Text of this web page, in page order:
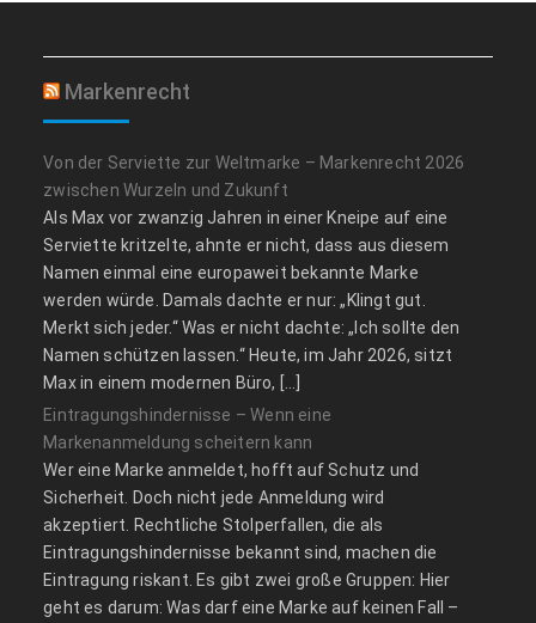
Markenrecht
Von der Serviette zur Weltmarke – Markenrecht 2026
zwischen Wurzeln und Zukunft
Als Max vor zwanzig Jahren in einer Kneipe auf eine
Serviette kritzelte, ahnte er nicht, dass aus diesem
Namen einmal eine europaweit bekannte Marke
werden würde. Damals dachte er nur: „Klingt gut.
Merkt sich jeder.“ Was er nicht dachte: „Ich sollte den
Namen schützen lassen.“ Heute, im Jahr 2026, sitzt
Max in einem modernen Büro, […]
Eintragungshindernisse – Wenn eine
Markenanmeldung scheitern kann
Wer eine Marke anmeldet, hofft auf Schutz und
Sicherheit. Doch nicht jede Anmeldung wird
akzeptiert. Rechtliche Stolperfallen, die als
Eintragungshindernisse bekannt sind, machen die
Eintragung riskant. Es gibt zwei große Gruppen: Hier
geht es darum: Was darf eine Marke auf keinen Fall –